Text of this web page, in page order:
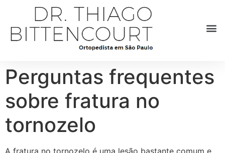
Perguntas frequentes
sobre fratura no
tornozelo
A fratura no tornozelo é uma lesão bastante comum e